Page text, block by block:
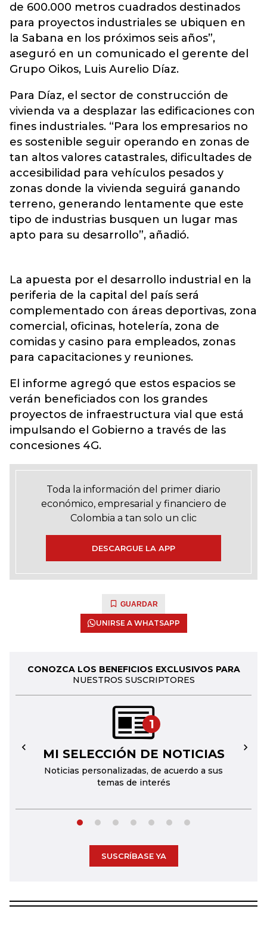
de 600.000 metros cuadrados destinados
para proyectos industriales se ubiquen en
la Sabana en los próximos seis años”,
aseguró en un comunicado el gerente del
Grupo Oikos, Luis Aurelio Díaz.
Para Díaz, el sector de construcción de
vivienda va a desplazar las edificaciones con
fines industriales. “Para los empresarios no
es sostenible seguir operando en zonas de
tan altos valores catastrales, dificultades de
accesibilidad para vehículos pesados y
zonas donde la vivienda seguirá ganando
terreno, generando lentamente que este
tipo de industrias busquen un lugar mas
apto para su desarrollo”, añadió.
La apuesta por el desarrollo industrial en la
periferia de la capital del país será
complementado con áreas deportivas, zona
comercial, oficinas, hotelería, zona de
comidas y casino para empleados, zonas
para capacitaciones y reuniones.
El informe agregó que estos espacios se
verán beneficiados con los grandes
proyectos de infraestructura vial que está
impulsando el Gobierno a través de las
concesiones 4G.
Toda la información del primer diario
económico, empresarial y financiero de
Colombia a tan solo un clic
DESCARGUE LA APP
GUARDAR
UNIRSE A WHATSAPP
CONOZCA LOS BENEFICIOS EXCLUSIVOS PARA
NUESTROS SUSCRIPTORES
1
MI SELECCIÓN DE NOTICIAS
Noticias personalizadas, de acuerdo a sus
temas de interés
← →
SUSCRÍBASE YA